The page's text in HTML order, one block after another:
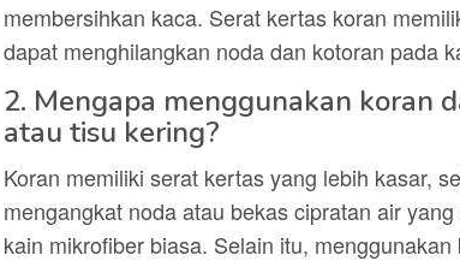
membersihkan kaca. Serat kertas koran
dapat menghilangkan noda dan kotoran pada
2. Mengapa menggunakan koran
atau tisu kering?
Koran memiliki serat kertas yang lebih kasar,
mengangkat noda atau bekas cipratan air
kain mikrofiber biasa. Selain itu,